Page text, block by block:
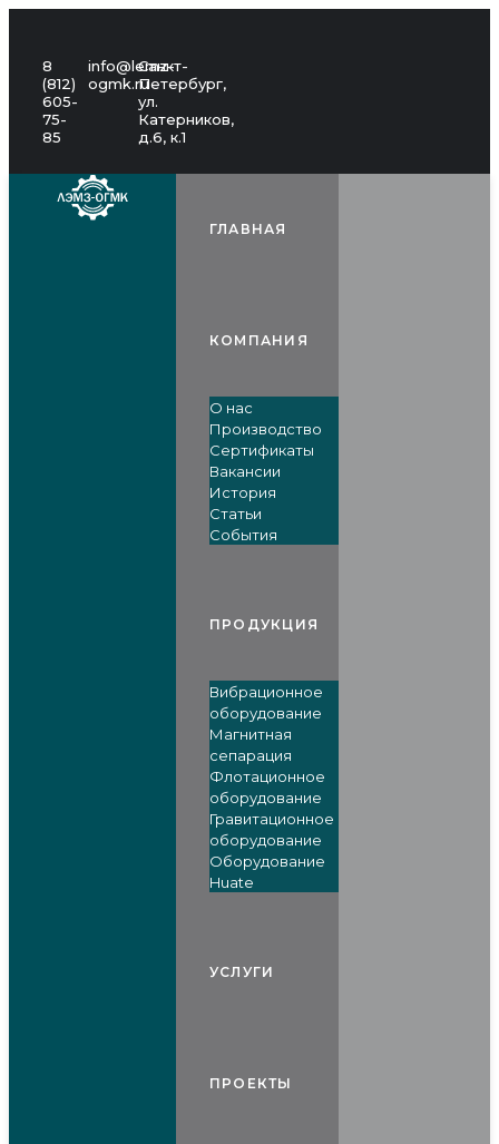
8
(812)
605-
75-
85
info@lemz-
ogmk.ru
Санкт-
Петербург,
ул.
Катерников,
д.6, к.1
ГЛАВНАЯ
КОМПАНИЯ
О нас
Производство
Сертификаты
Вакансии
История
Статьи
События
ПРОДУКЦИЯ
Вибрационное
оборудование
Магнитная
сепарация
Флотационное
оборудование
Гравитационное
оборудование
Оборудование
Huate
УСЛУГИ
ПРОЕКТЫ